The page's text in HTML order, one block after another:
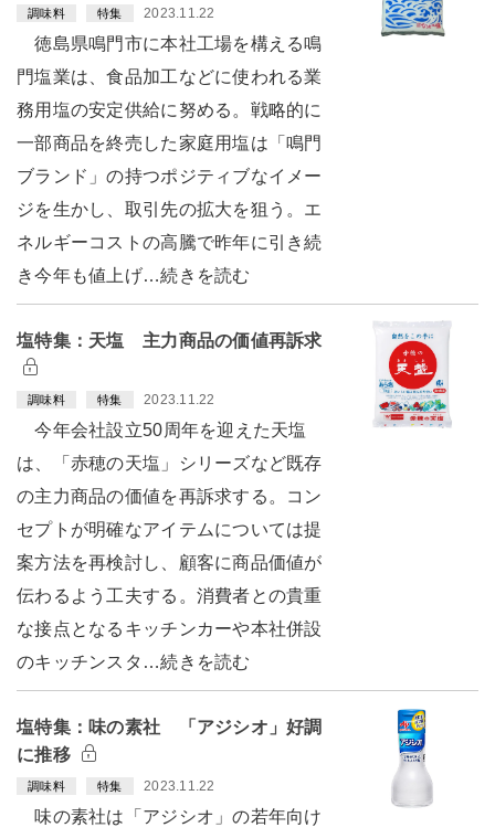
調味料 特集 2023.11.22
徳島県鳴門市に本社工場を構える鳴
門塩業は、食品加工などに使われる業
務用塩の安定供給に努める。戦略的に
一部商品を終売した家庭用塩は「鳴門
ブランド」の持つポジティブなイメー
ジを生かし、取引先の拡大を狙う。エ
ネルギーコストの高騰で昨年に引き続
き今年も値上げ…続きを読む
塩特集：天塩 主力商品の価値再訴求
調味料 特集 2023.11.22
今年会社設立50周年を迎えた天塩
は、「赤穂の天塩」シリーズなど既存
の主力商品の価値を再訴求する。コン
セプトが明確なアイテムについては提
案方法を再検討し、顧客に商品価値が
伝わるよう工夫する。消費者との貴重
な接点となるキッチンカーや本社併設
のキッチンスタ…続きを読む
塩特集：味の素社 「アジシオ」好調
に推移
調味料 特集 2023.11.22
味の素社は「アジシオ」の若年向け